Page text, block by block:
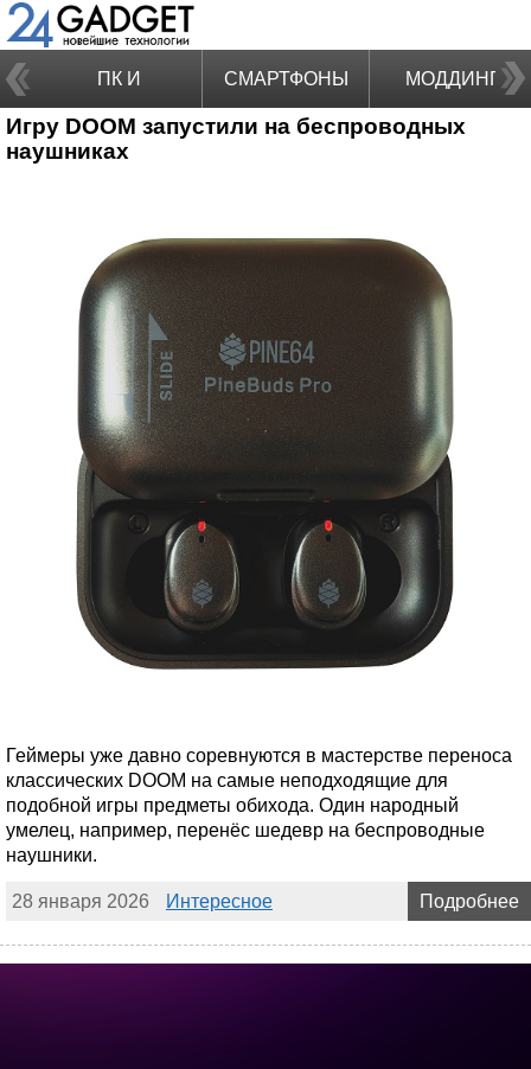
ПК И
НОУТБУКИ
СМАРТФОНЫ МОДДИНГ
Игру DOOM запустили на беспроводных
наушниках
Геймеры уже давно соревнуются в мастерстве переноса
классических DOOM на самые неподходящие для
подобной игры предметы обихода. Один народный
умелец, например, перенёс шедевр на беспроводные
наушники.
28 января 2026 Интересное Подробнее